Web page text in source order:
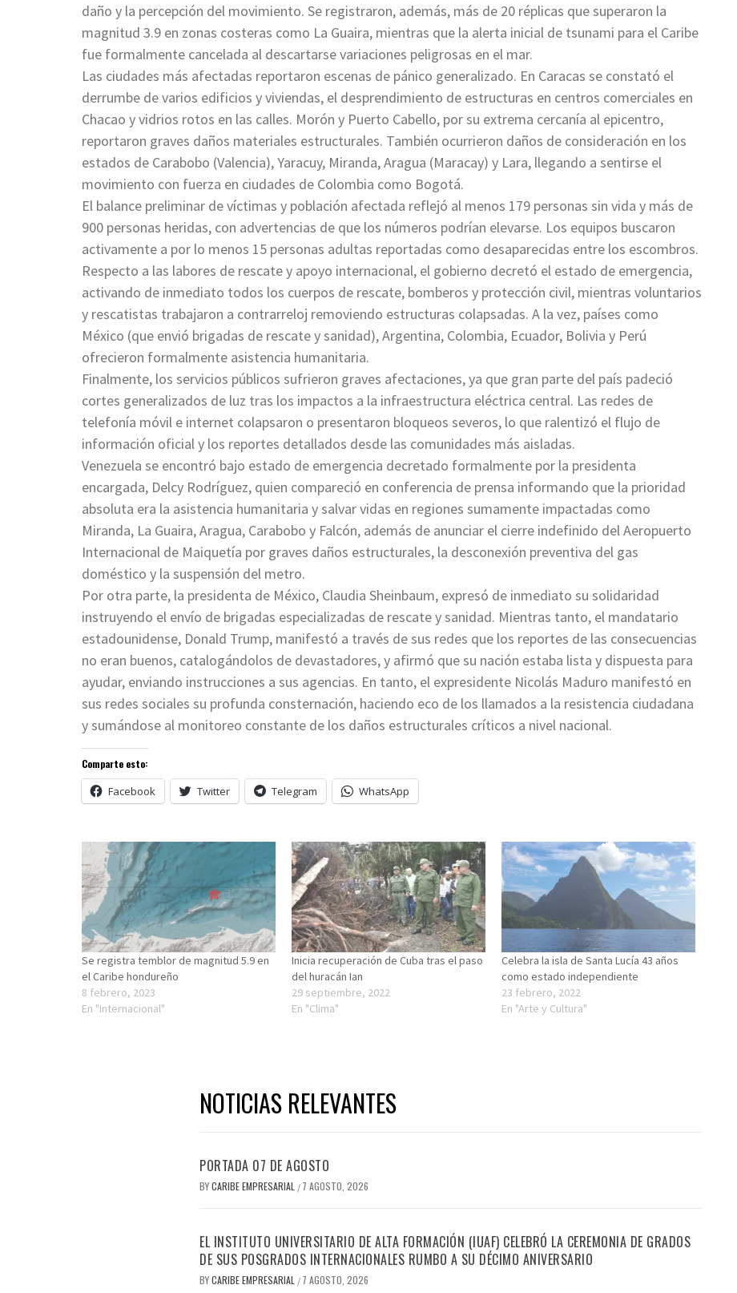
daño y la percepción del movimiento. Se registraron, además, más de 20 réplicas que superaron la
magnitud 3.9 en zonas costeras como La Guaira, mientras que la alerta inicial de tsunami para el Caribe
fue formalmente cancelada al descartarse variaciones peligrosas en el mar.
Las ciudades más afectadas reportaron escenas de pánico generalizado. En Caracas se constató el
derrumbe de varios edificios y viviendas, el desprendimiento de estructuras en centros comerciales en
Chacao y vidrios rotos en las calles. Morón y Puerto Cabello, por su extrema cercanía al epicentro,
reportaron graves daños materiales estructurales. También ocurrieron daños de consideración en los
estados de Carabobo (Valencia), Yaracuy, Miranda, Aragua (Maracay) y Lara, llegando a sentirse el
movimiento con fuerza en ciudades de Colombia como Bogotá.
El balance preliminar de víctimas y población afectada reflejó al menos 179 personas sin vida y más de
900 personas heridas, con advertencias de que los números podrían elevarse. Los equipos buscaron
activamente a por lo menos 15 personas adultas reportadas como desaparecidas entre los escombros.
Respecto a las labores de rescate y apoyo internacional, el gobierno decretó el estado de emergencia,
activando de inmediato todos los cuerpos de rescate, bomberos y protección civil, mientras voluntarios
y rescatistas trabajaron a contrarreloj removiendo estructuras colapsadas. A la vez, países como
México (que envió brigadas de rescate y sanidad), Argentina, Colombia, Ecuador, Bolivia y Perú
ofrecieron formalmente asistencia humanitaria.
Finalmente, los servicios públicos sufrieron graves afectaciones, ya que gran parte del país padeció
cortes generalizados de luz tras los impactos a la infraestructura eléctrica central. Las redes de
telefonía móvil e internet colapsaron o presentaron bloqueos severos, lo que ralentizó el flujo de
información oficial y los reportes detallados desde las comunidades más aisladas.
Venezuela se encontró bajo estado de emergencia decretado formalmente por la presidenta
encargada, Delcy Rodríguez, quien compareció en conferencia de prensa informando que la prioridad
absoluta era la asistencia humanitaria y salvar vidas en regiones sumamente impactadas como
Miranda, La Guaira, Aragua, Carabobo y Falcón, además de anunciar el cierre indefinido del Aeropuerto
Internacional de Maiquetía por graves daños estructurales, la desconexión preventiva del gas
doméstico y la suspensión del metro.
Por otra parte, la presidenta de México, Claudia Sheinbaum, expresó de inmediato su solidaridad
instruyendo el envío de brigadas especializadas de rescate y sanidad. Mientras tanto, el mandatario
estadounidense, Donald Trump, manifestó a través de sus redes que los reportes de las consecuencias
no eran buenos, catalogándolos de devastadores, y afirmó que su nación estaba lista y dispuesta para
ayudar, enviando instrucciones a sus agencias. En tanto, el expresidente Nicolás Maduro manifestó en
sus redes sociales su profunda consternación, haciendo eco de los llamados a la resistencia ciudadana
y sumándose al monitoreo constante de los daños estructurales críticos a nivel nacional.
Comparte esto:
Facebook Twitter Telegram WhatsApp
Se registra temblor de magnitud 5.9 en
el Caribe hondureño
8 febrero, 2023
En "Internacional"
Inicia recuperación de Cuba tras el paso
del huracán Ian
29 septiembre, 2022
En "Clima"
Celebra la isla de Santa Lucía 43 años
como estado independiente
23 febrero, 2022
En "Arte y Cultura"
NOTICIAS RELEVANTES
PORTADA 07 DE AGOSTO
BYCARIBE EMPRESARIAL / 7 AGOSTO, 2026
EL INSTITUTO UNIVERSITARIO DE ALTA FORMACIÓN (IUAF) CELEBRÓ LA CEREMONIA DE GRADOS
DE SUS POSGRADOS INTERNACIONALES RUMBO A SU DÉCIMO ANIVERSARIO
BYCARIBE EMPRESARIAL / 7 AGOSTO, 2026